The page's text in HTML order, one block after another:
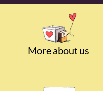
More about us